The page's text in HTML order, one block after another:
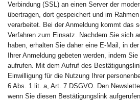
Verbindung (SSL) an einen Server der
übertragen, dort gespeichert und im
verarbeitet. Bei der Anmeldung kommt das
Verfahren zum Einsatz. Nachdem Sie sich
haben, erhalten Sie daher eine E-Mail, in
Ihrer Anmeldung gebeten werden, indem
aufrufen. Mit dem Aufruf des
Einwilligung für die Nutzung Ihrer
6 Abs. 1 lit. a, Art. 7 DSGVO. Den
wenn Sie diesen Bestätigungslink